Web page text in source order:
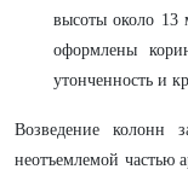
высоты около 13
оформлены
утонченность и
Возведение колонн
неотъемлемой частью